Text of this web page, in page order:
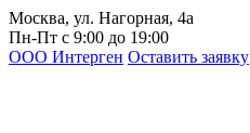
Москва, ул. Нагорная, 4а
Пн-Пт с 9:00 до 19:00
ООО Интерген Оставить заявку